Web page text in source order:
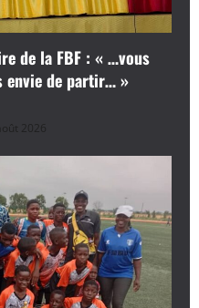
de la FBF : « …vous
envie de partir… »
2026